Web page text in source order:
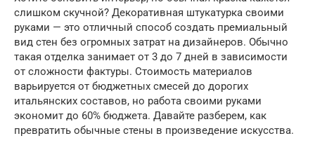
слишком скучной? Декоративная штукатурка своими
руками — это отличный способ создать премиальный
вид стен без огромных затрат на дизайнеров. Обычно
такая отделка занимает от 3 до 7 дней в зависимости
от сложности фактуры. Стоимость материалов
варьируется от бюджетных смесей до дорогих
итальянских составов, но работа своими руками
экономит до 60% бюджета. Давайте разберем, как
превратить обычные стены в произведение искусства.